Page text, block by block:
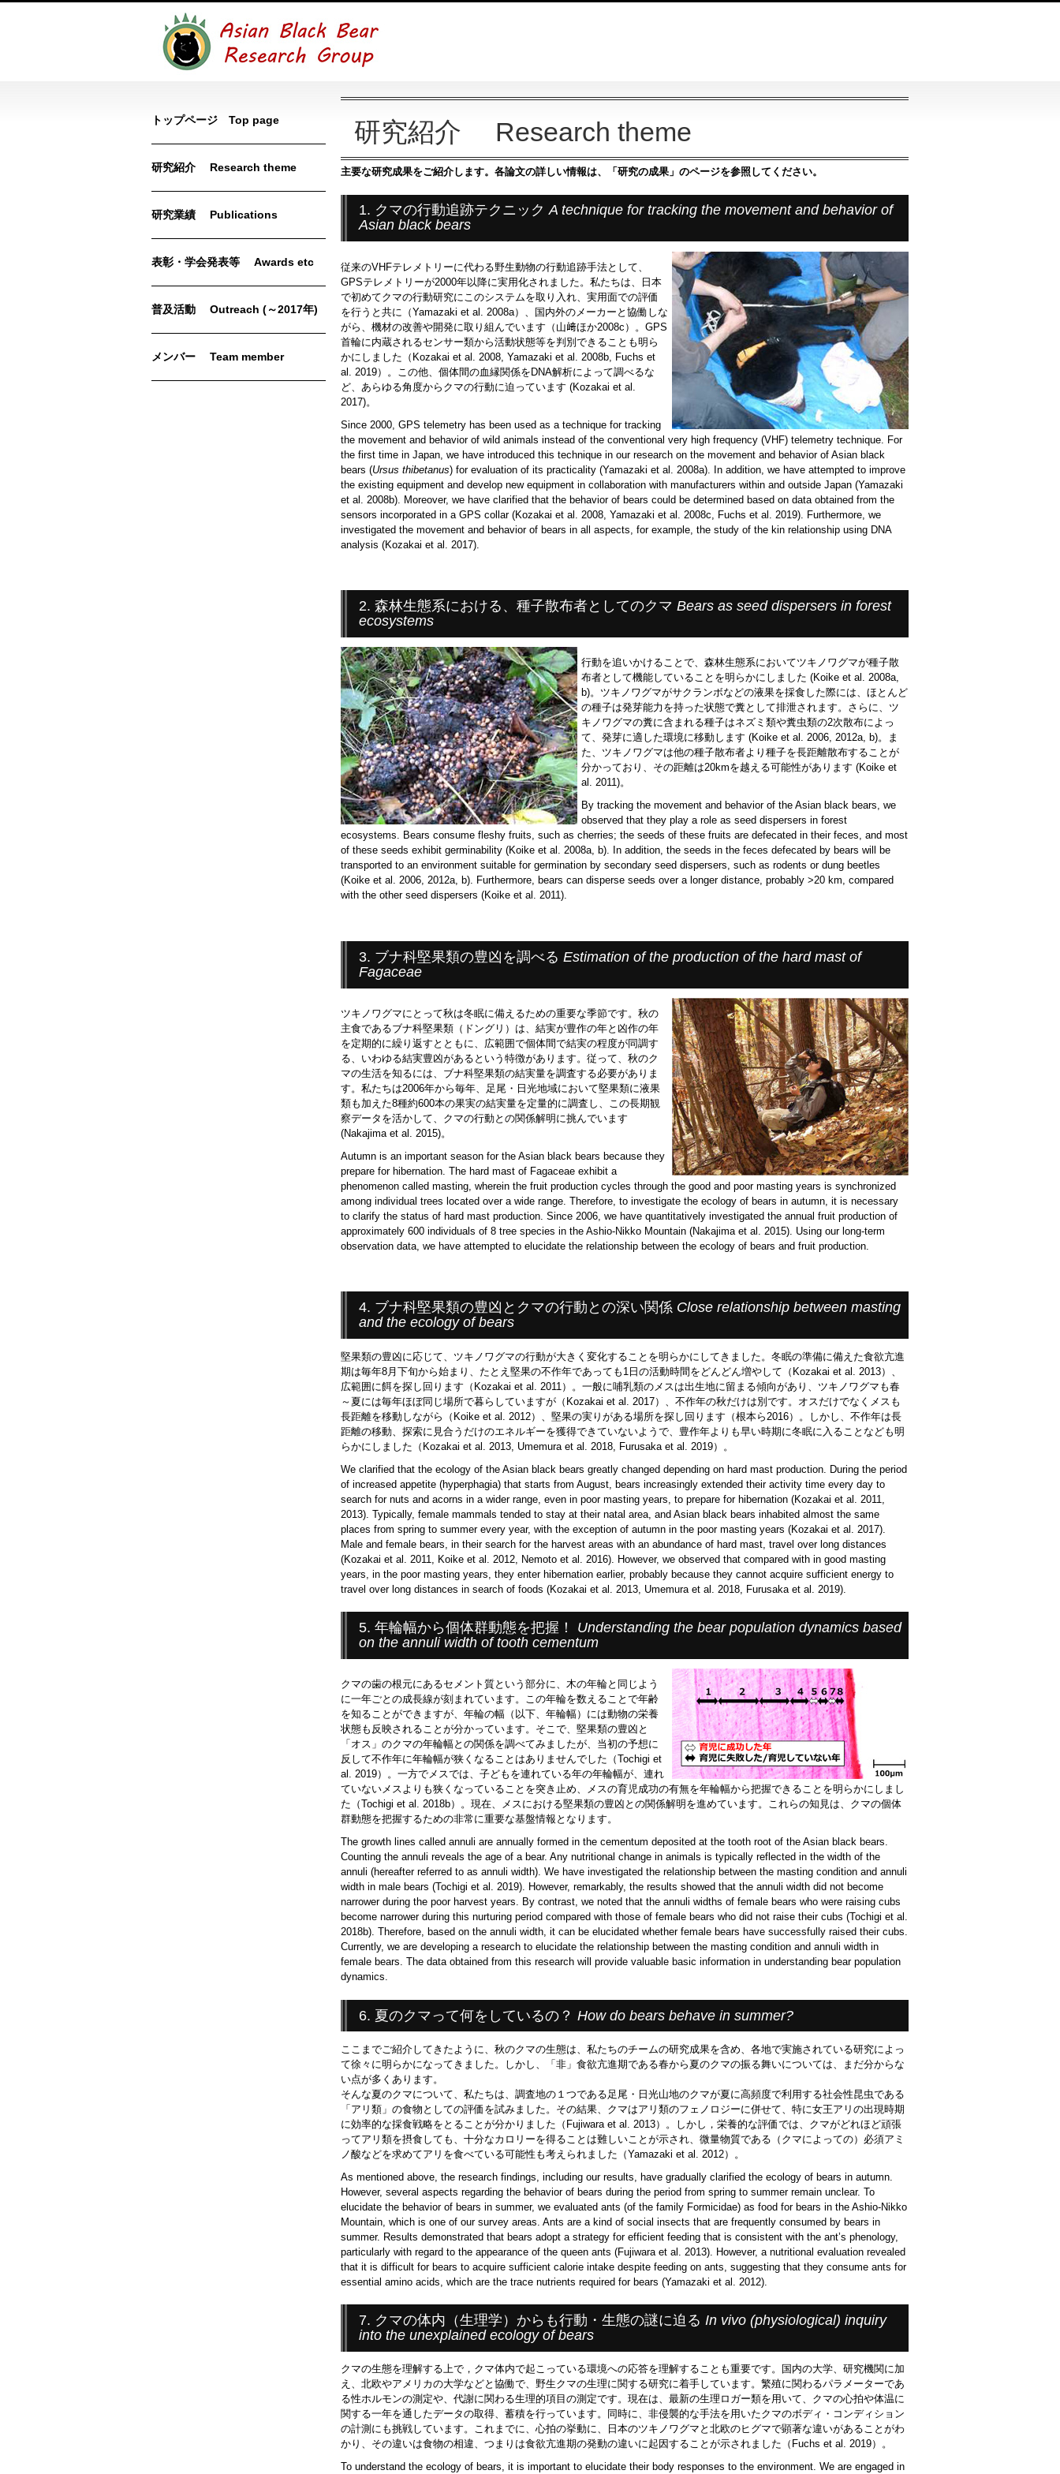
トップページ Top page
研究紹介 Research theme
研究業績 Publications
表彰・学会発表等 Awards etc
普及活動 Outreach (～2017年)
メンバー Team member
研究紹介 Research theme
主要な研究成果をご紹介します。各論文の詳しい情報は、「研究の成果」のページを参照してください。
1. クマの行動追跡テクニックA technique for tracking the movement and behavior of
Asian black bears
従来のVHFテレメトリーに代わる野生動物の行動追跡手法として、
GPSテレメトリーが2000年以降に実用化されました。私たちは、日本
で初めてクマの行動研究にこのシステムを取り入れ、実用面での評価
を行うと共に（Yamazaki et al. 2008a）、国内外のメーカーと協働しな
がら、機材の改善や開発に取り組んでいます（山﨑ほか2008c）。GPS
首輪に内蔵されるセンサー類から活動状態等を判別できることも明ら
かにしました（Kozakai et al. 2008, Yamazaki et al. 2008b, Fuchs et
al. 2019）。この他、個体間の血縁関係をDNA解析によって調べるな
ど、あらゆる角度からクマの行動に迫っています (Kozakai et al.
2017)。
Since 2000, GPS telemetry has been used as a technique for tracking
the movement and behavior of wild animals instead of the conventional very high frequency (VHF) telemetry technique. For
the first time in Japan, we have introduced this technique in our research on the movement and behavior of Asian black
bears (Ursus thibetanus) for evaluation of its practicality (Yamazaki et al. 2008a). In addition, we have attempted to improve
the existing equipment and develop new equipment in collaboration with manufacturers within and outside Japan (Yamazaki
et al. 2008b). Moreover, we have clarified that the behavior of bears could be determined based on data obtained from the
sensors incorporated in a GPS collar (Kozakai et al. 2008, Yamazaki et al. 2008c, Fuchs et al. 2019). Furthermore, we
investigated the movement and behavior of bears in all aspects, for example, the study of the kin relationship using DNA
analysis (Kozakai et al. 2017).
2. 森林生態系における、種子散布者としてのクマ Bears as seed dispersers in forest
ecosystems
行動を追いかけることで、森林生態系においてツキノワグマが種子散
布者として機能していることを明らかにしました (Koike et al. 2008a,
b)。ツキノワグマがサクランボなどの液果を採食した際には、ほとんど
の種子は発芽能力を持った状態で糞として排泄されます。さらに、ツ
キノワグマの糞に含まれる種子はネズミ類や糞虫類の2次散布によっ
て、発芽に適した環境に移動します (Koike et al. 2006, 2012a, b)。ま
た、ツキノワグマは他の種子散布者より種子を長距離散布することが
分かっており、その距離は20kmを越える可能性があります (Koike et
al. 2011)。
By tracking the movement and behavior of the Asian black bears, we
observed that they play a role as seed dispersers in forest
ecosystems. Bears consume fleshy fruits, such as cherries; the seeds of these fruits are defecated in their feces, and most
of these seeds exhibit germinability (Koike et al. 2008a, b). In addition, the seeds in the feces defecated by bears will be
transported to an environment suitable for germination by secondary seed dispersers, such as rodents or dung beetles
(Koike et al. 2006, 2012a, b). Furthermore, bears can disperse seeds over a longer distance, probably >20 km, compared
with the other seed dispersers (Koike et al. 2011).
3. ブナ科堅果類の豊凶を調べる Estimation of the production of the hard mast of
Fagaceae
ツキノワグマにとって秋は冬眠に備えるための重要な季節です。秋の
主食であるブナ科堅果類（ドングリ）は、結実が豊作の年と凶作の年
を定期的に繰り返すとともに、広範囲で個体間で結実の程度が同調す
る、いわゆる結実豊凶があるという特徴があります。従って、秋のク
マの生活を知るには、ブナ科堅果類の結実量を調査する必要がありま
す。私たちは2006年から毎年、足尾・日光地域において堅果類に液果
類も加えた8種約600本の果実の結実量を定量的に調査し、この長期観
察データを活かして、クマの行動との関係解明に挑んでいます
(Nakajima et al. 2015)。
Autumn is an important season for the Asian black bears because they
prepare for hibernation. The hard mast of Fagaceae exhibit a
phenomenon called masting, wherein the fruit production cycles through the good and poor masting years is synchronized
among individual trees located over a wide range. Therefore, to investigate the ecology of bears in autumn, it is necessary
to clarify the status of hard mast production. Since 2006, we have quantitatively investigated the annual fruit production of
approximately 600 individuals of 8 tree species in the Ashio-Nikko Mountain (Nakajima et al. 2015). Using our long-term
observation data, we have attempted to elucidate the relationship between the ecology of bears and fruit production.
4. ブナ科堅果類の豊凶とクマの行動との深い関係 Close relationship between masting
and the ecology of bears
堅果類の豊凶に応じて、ツキノワグマの行動が大きく変化することを明らかにしてきました。冬眠の準備に備えた食欲亢進
期は毎年8月下旬から始まり、たとえ堅果の不作年であっても1日の活動時間をどんどん増やして（Kozakai et al. 2013）、
広範囲に餌を探し回ります（Kozakai et al. 2011）。一般に哺乳類のメスは出生地に留まる傾向があり、ツキノワグマも春
～夏には毎年ほぼ同じ場所で暮らしていますが（Kozakai et al. 2017）、不作年の秋だけは別です。オスだけでなくメスも
長距離を移動しながら（Koike et al. 2012）、堅果の実りがある場所を探し回ります（根本ら2016）。しかし、不作年は長
距離の移動、探索に見合うだけのエネルギーを獲得できていないようで、豊作年よりも早い時期に冬眠に入ることなども明
らかにしました（Kozakai et al. 2013, Umemura et al. 2018, Furusaka et al. 2019）。
We clarified that the ecology of the Asian black bears greatly changed depending on hard mast production. During the period
of increased appetite (hyperphagia) that starts from August, bears increasingly extended their activity time every day to
search for nuts and acorns in a wider range, even in poor masting years, to prepare for hibernation (Kozakai et al. 2011,
2013). Typically, female mammals tended to stay at their natal area, and Asian black bears inhabited almost the same
places from spring to summer every year, with the exception of autumn in the poor masting years (Kozakai et al. 2017).
Male and female bears, in their search for the harvest areas with an abundance of hard mast, travel over long distances
(Kozakai et al. 2011, Koike et al. 2012, Nemoto et al. 2016). However, we observed that compared with in good masting
years, in the poor masting years, they enter hibernation earlier, probably because they cannot acquire sufficient energy to
travel over long distances in search of foods (Kozakai et al. 2013, Umemura et al. 2018, Furusaka et al. 2019).
5. 年輪幅から個体群動態を把握！ Understanding the bear population dynamics based
on the annuli width of tooth cementum
クマの歯の根元にあるセメント質という部分に、木の年輪と同じよう
に一年ごとの成長線が刻まれています。この年輪を数えることで年齢
を知ることができますが、年輪の幅（以下、年輪幅）には動物の栄養
状態も反映されることが分かっています。そこで、堅果類の豊凶と
「オス」のクマの年輪幅との関係を調べてみましたが、当初の予想に
反して不作年に年輪幅が狭くなることはありませんでした（Tochigi et
al. 2019）。一方でメスでは、子どもを連れている年の年輪幅が、連れ
ていないメスよりも狭くなっていることを突き止め、メスの育児成功の有無を年輪幅から把握できることを明らかにしまし
た（Tochigi et al. 2018b）。現在、メスにおける堅果類の豊凶との関係解明を進めています。これらの知見は、クマの個体
群動態を把握するための非常に重要な基盤情報となります。
The growth lines called annuli are annually formed in the cementum deposited at the tooth root of the Asian black bears.
Counting the annuli reveals the age of a bear. Any nutritional change in animals is typically reflected in the width of the
annuli (hereafter referred to as annuli width). We have investigated the relationship between the masting condition and annuli
width in male bears (Tochigi et al. 2019). However, remarkably, the results showed that the annuli width did not become
narrower during the poor harvest years. By contrast, we noted that the annuli widths of female bears who were raising cubs
become narrower during this nurturing period compared with those of female bears who did not raise their cubs (Tochigi et al.
2018b). Therefore, based on the annuli width, it can be elucidated whether female bears have successfully raised their cubs.
Currently, we are developing a research to elucidate the relationship between the masting condition and annuli width in
female bears. The data obtained from this research will provide valuable basic information in understanding bear population
dynamics.
6. 夏のクマって何をしているの？ How do bears behave in summer?
ここまでご紹介してきたように、秋のクマの生態は、私たちのチームの研究成果を含め、各地で実施されている研究によっ
て徐々に明らかになってきました。しかし、「非」食欲亢進期である春から夏のクマの振る舞いについては、まだ分からな
い点が多くあります。
そんな夏のクマについて、私たちは、調査地の１つである足尾・日光山地のクマが夏に高頻度で利用する社会性昆虫である
「アリ類」の食物としての評価を試みました。その結果、クマはアリ類のフェノロジーに併せて、特に女王アリの出現時期
に効率的な採食戦略をとることが分かりました（Fujiwara et al. 2013）。しかし，栄養的な評価では、クマがどれほど頑張
ってアリ類を摂食しても、十分なカロリーを得ることは難しいことが示され、微量物質である（クマによっての）必須アミ
ノ酸などを求めてアリを食べている可能性も考えられました（Yamazaki et al. 2012）。
As mentioned above, the research findings, including our results, have gradually clarified the ecology of bears in autumn.
However, several aspects regarding the behavior of bears during the period from spring to summer remain unclear. To
elucidate the behavior of bears in summer, we evaluated ants (of the family Formicidae) as food for bears in the Ashio-Nikko
Mountain, which is one of our survey areas. Ants are a kind of social insects that are frequently consumed by bears in
summer. Results demonstrated that bears adopt a strategy for efficient feeding that is consistent with the ant’s phenology,
particularly with regard to the appearance of the queen ants (Fujiwara et al. 2013). However, a nutritional evaluation revealed
that it is difficult for bears to acquire sufficient calorie intake despite feeding on ants, suggesting that they consume ants for
essential amino acids, which are the trace nutrients required for bears (Yamazaki et al. 2012).
7. クマの体内（生理学）からも行動・生態の謎に迫る In vivo (physiological) inquiry
into the unexplained ecology of bears
クマの生態を理解する上で，クマ体内で起こっている環境への応答を理解することも重要です。国内の大学、研究機関に加
え、北欧やアメリカの大学などと協働で、野生クマの生理に関する研究に着手しています。繁殖に関わるパラメーターであ
る性ホルモンの測定や、代謝に関わる生理的項目の測定です。現在は、最新の生理ロガー類を用いて、クマの心拍や体温に
関する一年を通したデータの取得、蓄積を行っています。同時に、非侵襲的な手法を用いたクマのボディ・コンディション
の計測にも挑戦しています。これまでに、心拍の挙動に、日本のツキノワグマと北欧のヒグマで顕著な違いがあることがわ
かり、その違いは食物の相違、つまりは食欲亢進期の発動の違いに起因することが示されました（Fuchs et al. 2019）。
To understand the ecology of bears, it is important to elucidate their body responses to the environment. We are engaged in